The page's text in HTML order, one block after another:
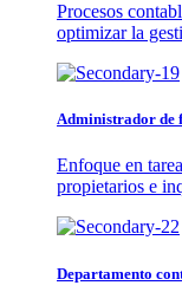
Procesos
optimizar la
Administrador de
Enfoque en
propietarios e
Departamento